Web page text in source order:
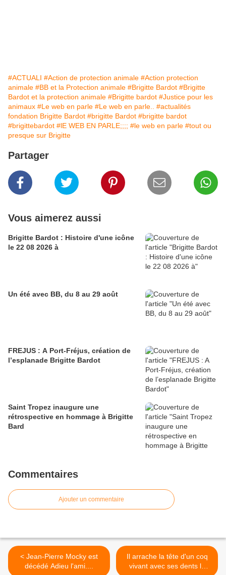
#ACTUALI #Action de protection animale #Action protection
animale #BB et la Protection animale #Brigitte Bardot #Brigitte
Bardot et la protection animale #Brigitte bardot #Justice pour les
animaux #Le web en parle #Le web en parle..
#actualités
fondation Brigitte Bardot #brigitte Bardot #brigitte bardot
#brigittebardot #lE WEB EN PARLE;;;; #le web en parle #tout ou
presque sur Brigitte
Partager
Vous aimerez aussi
Brigitte Bardot : Histoire d'une icône
le 22 08 2026 à
Un été avec BB, du 8 au 29 août
FREJUS : A Port-Fréjus, création de
l’esplanade Brigitte Bardot
Saint Tropez inaugure une
rétrospective en hommage à Brigitte
Bard
Commentaires
Ajouter un commentaire
< Jean-Pierre Mocky est
décédé Adieu l'ami....
Il arrache la tête d'un coq
vivant avec ses dents la